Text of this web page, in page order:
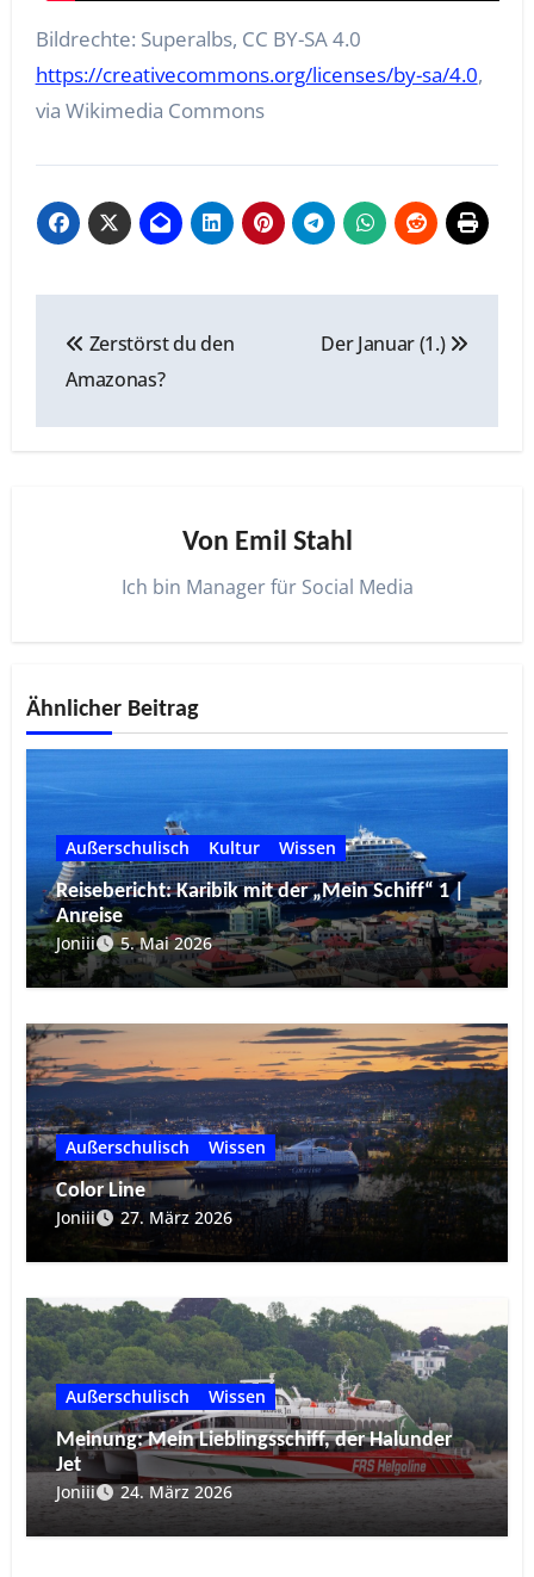
Bildrechte: Superalbs, CC BY-SA 4.0
https://creativecommons.org/licenses/by-sa/4.0,
via Wikimedia Commons
Zerstörst du den
Amazonas?
Der Januar (1.)
Von Emil Stahl
Ich bin Manager für Social Media
Ähnlicher Beitrag
Außerschulisch Kultur
Wissen
Reisebericht: Karibik mit der „Mein Schiff“ 1 |
Anreise
Joniii
5. Mai 2026
Außerschulisch
Wissen
Color Line
Joniii
27. März 2026
Außerschulisch
Wissen
Meinung: Mein Lieblingsschiff, der Halunder
Jet
Joniii
24. März 2026